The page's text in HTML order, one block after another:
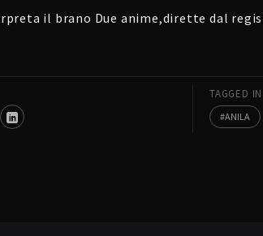
il brano Due anime,dirette dal
TAGGED IN
ANILA